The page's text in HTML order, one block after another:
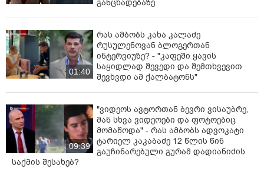
განცხადებაზე
01:40
რას ამბობს კახა კალაძე
რუსულენოვან ბლოგერთან
ინტერვიუზე? - "კაფეში ყავის
საყიდლად შევედი და შემთხვევით
შევხვდი ამ ქალბატონს"
09:39
"ვიდეოს ავტორთან ბევრი ვისაუბრე,
მან სხვა ვიდეოები და ფოტოებიც
მომაწოდა" - რას ამბობს ადვოკატი
ტარიელ კაკაბაძე 12 წლის წინ
გაუჩინარებული გურამ დადიანიძის
საქმის შესახებ?